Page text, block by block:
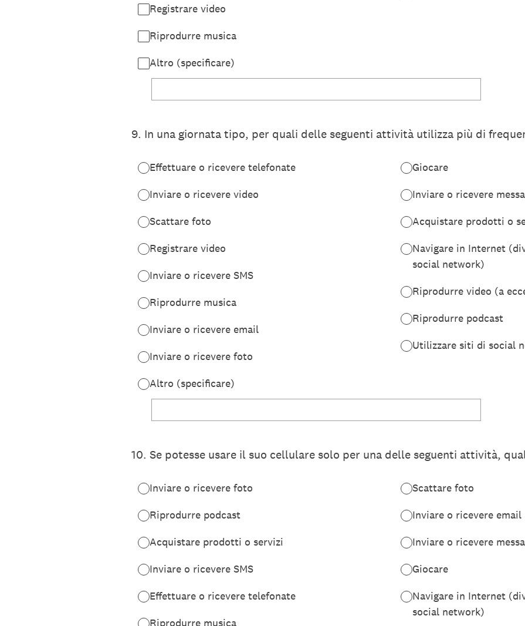
Registrare video
Riprodurre musica
Altro (specificare)
9. In una giornata tipo, per quali delle seguenti attività utilizza più di
Effettuare o ricevere telefonate
Inviare o ricevere video
Scattare foto
Registrare video
Inviare o ricevere SMS
Riprodurre musica
Inviare o ricevere email
Inviare o ricevere foto
Giocare
Inviare o ricevere
Acquistare prodotti o
Navigare in Internet
social network)
Riprodurre video (a
Riprodurre podcast
Utilizzare siti di social
Altro (specificare)
10. Se potesse usare il suo cellulare solo per una delle seguenti attività,
Inviare o ricevere foto
Riprodurre podcast
Acquistare prodotti o servizi
Inviare o ricevere SMS
Effettuare o ricevere telefonate
Riprodurre musica
Scattare foto
Inviare o ricevere email
Inviare o ricevere
Giocare
Navigare in Internet
social network)